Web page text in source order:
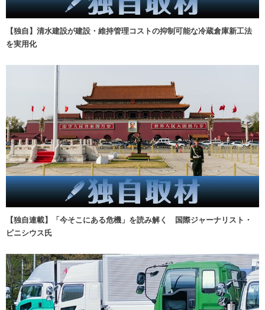
【独自】清水建設が建設・維持管理コストの抑制可能な冷蔵倉庫新工法
を実用化
【独自連載】「今そこにある危機」を読み解く 国際ジャーナリスト・
ビニシウス氏